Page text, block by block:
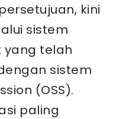
kini
sistem
yang telah
sistem
(OSS).
paling